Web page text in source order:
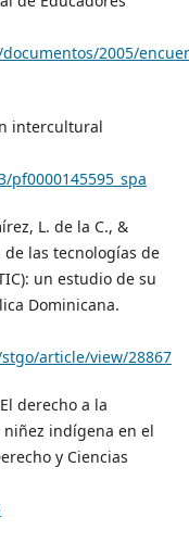
2005/
intercultural
L. de la C., &
de las tecnologías de
un estudio de su
Dominicana.
article/view/28867
derecho a la
indígena en el
y Ciencias